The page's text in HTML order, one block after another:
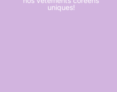
uniques!